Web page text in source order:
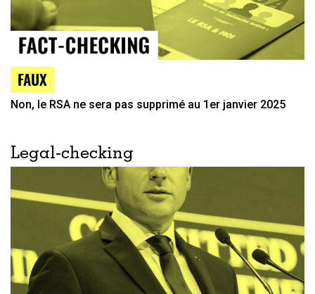
FAUX
Non, le RSA ne sera pas supprimé au 1er janvier 2025
Legal-checking